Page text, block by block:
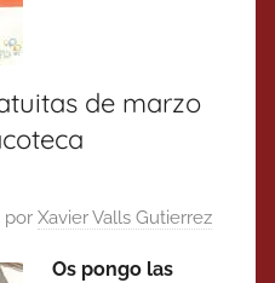
de marzo
por Xavier Valls Gutierrez
Os pongo las